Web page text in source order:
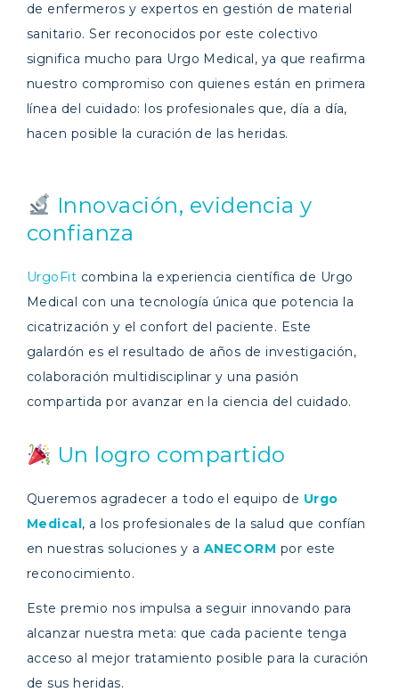
de enfermeros y expertos en gestión de material
sanitario. Ser reconocidos por este colectivo
significa mucho para Urgo Medical, ya que reafirma
nuestro compromiso con quienes están en primera
línea del cuidado: los profesionales que, día a día,
hacen posible la curación de las heridas.
Innovación, evidencia y
confianza
UrgoFit combina la experiencia científica de Urgo
Medical con una tecnología única que potencia la
cicatrización y el confort del paciente. Este
galardón es el resultado de años de investigación,
colaboración multidisciplinar y una pasión
compartida por avanzar en la ciencia del cuidado.
Un logro compartido
Queremos agradecer a todo el equipo de Urgo
Medical, a los profesionales de la salud que confían
en nuestras soluciones y a ANECORM por este
reconocimiento.
Este premio nos impulsa a seguir innovando para
alcanzar nuestra meta: que cada paciente tenga
acceso al mejor tratamiento posible para la curación
de sus heridas.